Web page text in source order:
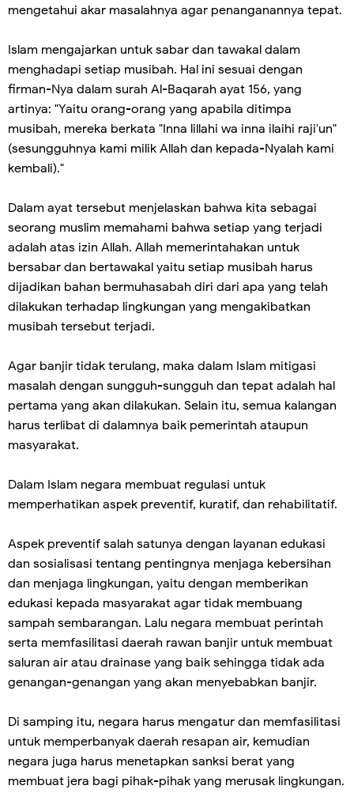
mengetahui akar masalahnya agar penanganannya tepat.
Islam mengajarkan untuk sabar dan tawakal dalam
menghadapi setiap musibah. Hal ini sesuai dengan
firman-Nya dalam surah Al-Baqarah ayat 156, yang
artinya: "Yaitu orang-orang yang apabila ditimpa
musibah, mereka berkata "Inna lillahi wa inna ilaihi raji'un"
(sesungguhnya kami milik Allah dan kepada-Nyalah kami
kembali)."
Dalam ayat tersebut menjelaskan bahwa kita sebagai
seorang muslim memahami bahwa setiap yang terjadi
adalah atas izin Allah. Allah memerintahakan untuk
bersabar dan bertawakal yaitu setiap musibah harus
dijadikan bahan bermuhasabah diri dari apa yang telah
dilakukan terhadap lingkungan yang mengakibatkan
musibah tersebut terjadi.
Agar banjir tidak terulang, maka dalam Islam mitigasi
masalah dengan sungguh-sungguh dan tepat adalah hal
pertama yang akan dilakukan. Selain itu, semua kalangan
harus terlibat di dalamnya baik pemerintah ataupun
masyarakat.
Dalam Islam negara membuat regulasi untuk
memperhatikan aspek preventif, kuratif, dan rehabilitatif.
Aspek preventif salah satunya dengan layanan edukasi
dan sosialisasi tentang pentingnya menjaga kebersihan
dan menjaga lingkungan, yaitu dengan memberikan
edukasi kepada masyarakat agar tidak membuang
sampah sembarangan. Lalu negara membuat perintah
serta memfasilitasi daerah rawan banjir untuk membuat
saluran air atau drainase yang baik sehingga tidak ada
genangan-genangan yang akan menyebabkan banjir.
Di samping itu, negara harus mengatur dan memfasilitasi
untuk memperbanyak daerah resapan air, kemudian
negara juga harus menetapkan sanksi berat yang
membuat jera bagi pihak-pihak yang merusak lingkungan.